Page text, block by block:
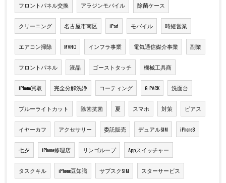
フロントパネル交換 アラジンモバイル 除菌ケース
クリーニング 名古屋市南区 iPad モバイル 時短営業
エアコン掃除 MVNO インフラ事業 電気通信媒介事業 副業
フロントパネル 液晶 ゴーストタッチ 機械工具商
iPhone買取 完全分解洗浄 コーティング G-PACK 洗面台
ブルーライトカット 除菌抗菌 夏 スマホ 対策 ピアス
イヤーカフ アクセサリー 委託販売 デュアルSIM iPhone8
七夕 iPhone修理店 リンゴループ Appスイッチャー
タスクキル iPhone豆知識 サブスクSIM スターサービス